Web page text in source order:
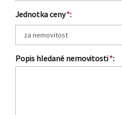
Jednotka ceny*:
Popis hledané nemovitosti*: